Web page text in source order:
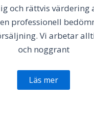
och rättvis värdering
professionell
Vi arbetar
och noggrant
Läs mer